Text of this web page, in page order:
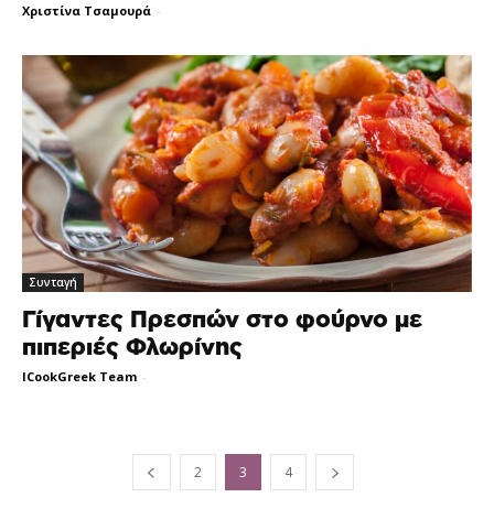
Χριστίνα Τσαμουρά -
Συνταγή
Γίγαντες Πρεσπών στο φούρνο με
πιπεριές Φλωρίνης
ICookGreek Team -
2 3 4